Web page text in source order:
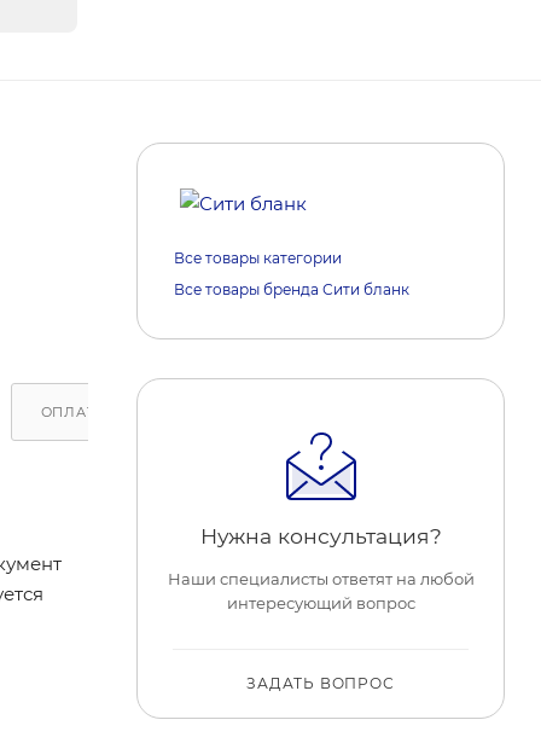
ОПЛАТА
Все товары категории
Все товары бренда Сити бланк
Нужна консультация?
Наши специалисты ответят на любой
интересующий вопрос
ЗАДАТЬ ВОПРОС